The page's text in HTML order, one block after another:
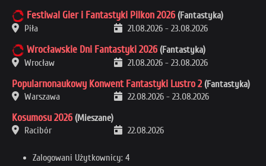
Festiwal Gier i Fantastyki Pilkon 2026 (Fantastyka)
Piła
21.08.2026 - 23.08.2026
Wrocławskie Dni Fantastyki 2026 (Fantastyka)
Wrocław
21.08.2026 - 23.08.2026
Popularnonaukowy Konwent Fantastyki Lustro 2 (Fantastyka)
Warszawa
22.08.2026 - 23.08.2026
Kosumosu 2026 (Mieszane)
Racibór
22.08.2026
Zalogowani Użytkownicy: 4